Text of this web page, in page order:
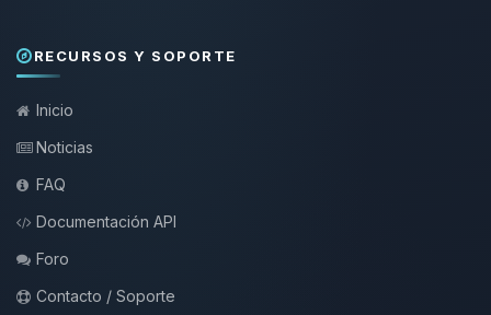
RECURSOS Y SOPORTE
Inicio
Noticias
FAQ
Documentación API
Foro
Contacto / Soporte